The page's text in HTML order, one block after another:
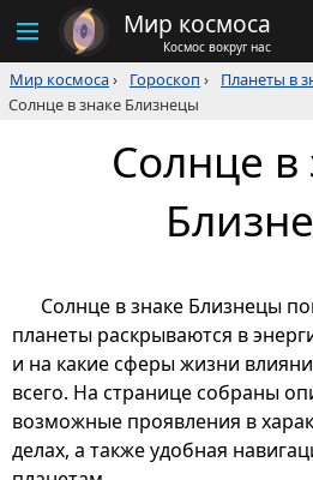
Мир космоса
Космос вокруг нас
Мир космоса› Гороскоп › Планеты в
Солнце в знаке Близнецы
Солнце в
Солнце в знаке Близнецы
планеты раскрываются в
и на какие сферы жизни
всего. На странице собраны
возможные проявления в
делах, а также удобная